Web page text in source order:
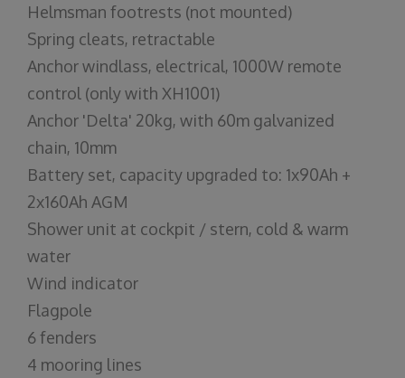
Helmsman footrests (not mounted)
Spring cleats, retractable
Anchor windlass, electrical, 1000W remote
control (only with XH1001)
Anchor 'Delta' 20kg, with 60m galvanized
chain, 10mm
Battery set, capacity upgraded to: 1x90Ah +
2x160Ah AGM
Shower unit at cockpit / stern, cold & warm
water
Wind indicator
Flagpole
6 fenders
4 mooring lines